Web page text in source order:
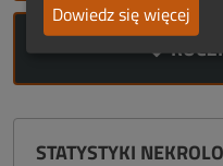
STATYSTYKI
Dowiedz się więcej